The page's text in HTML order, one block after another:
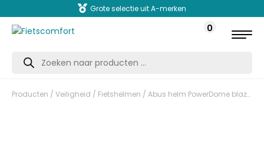
Grote selectie uit A-merken
0
Producten
zoeken
Producten / Veiligheid / Fietshelmen / Abus helm PowerDome blaze red M 54-58cm